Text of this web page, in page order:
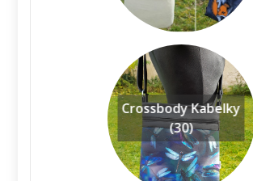
Crossbody Kabelky
(30)